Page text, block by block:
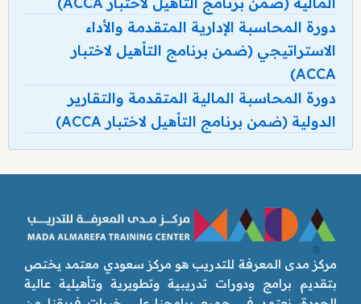
دورة المحاسبة الإدارية المتقدمة والأداء
الاستراتيجي (ضمن برنامج التأهيل لاختبار
ACCA)
دورة المحاسبة المالية المتقدمة والتقارير
الدولية (ضمن برنامج التأهيل لاختبار ACCA)
مركز مدى المعرفة للتدريب هو مركز سعودي معتمد يختص
بتقديم برامج ودورات تدريبية وتطويرية وتأهيلية عالية